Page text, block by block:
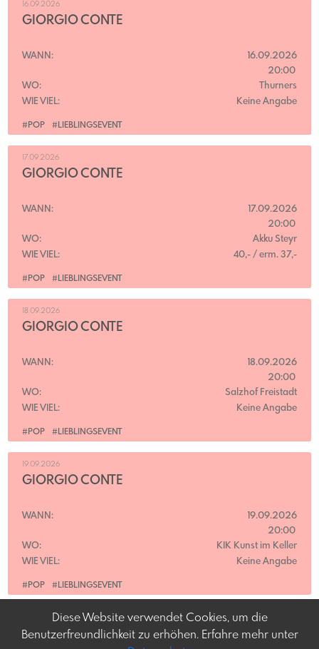
#POP #LIEBLINGSEVENT
16.09.2026
GIORGIO CONTE
WANN:
16.09.2026
20:00
WO:
Thurners
WIE VIEL:
Keine Angabe
#POP #LIEBLINGSEVENT
17.09.2026
GIORGIO CONTE
WANN:
17.09.2026
20:00
WO:
Akku Steyr
WIE VIEL:
40,- / erm. 37,-
#POP #LIEBLINGSEVENT
18.09.2026
GIORGIO CONTE
WANN:
18.09.2026
20:00
WO:
Salzhof Freistadt
WIE VIEL:
Keine Angabe
#POP #LIEBLINGSEVENT
19.09.2026
GIORGIO CONTE
WANN:
19.09.2026
20:00
WO:
KIK Kunst im Keller
WIE VIEL:
Keine Angabe
Diese Website verwendet Cookies, um die
Benutzerfreundlichkeit zu erhöhen. Erfahre mehr unter